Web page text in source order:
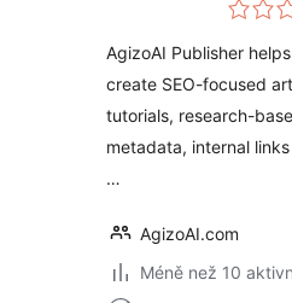
Writer
AgizoAI Publisher
create SEO-focused
tutorials, research-
metadata, internal
…
AgizoAI.com
Méně než 10